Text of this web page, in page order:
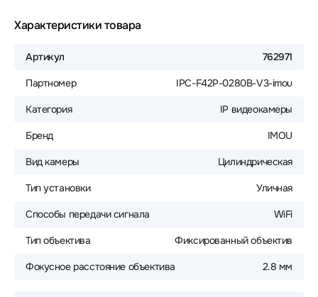
Характеристики товара
Артикул 762971
Партномер IPC-F42P-0280B-V3-imou
Категория IP видеокамеры
Бренд IMOU
Вид камеры Цилиндрическая
Тип установки Уличная
Способы передачи сигнала WiFi
Тип объектива Фиксированный объектив
Фокусное расстояние объектива 2.8 мм